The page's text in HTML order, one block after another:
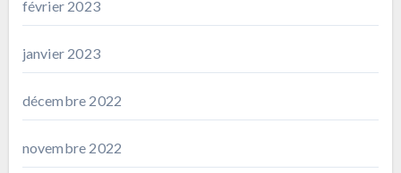
février 2023
janvier 2023
décembre 2022
novembre 2022